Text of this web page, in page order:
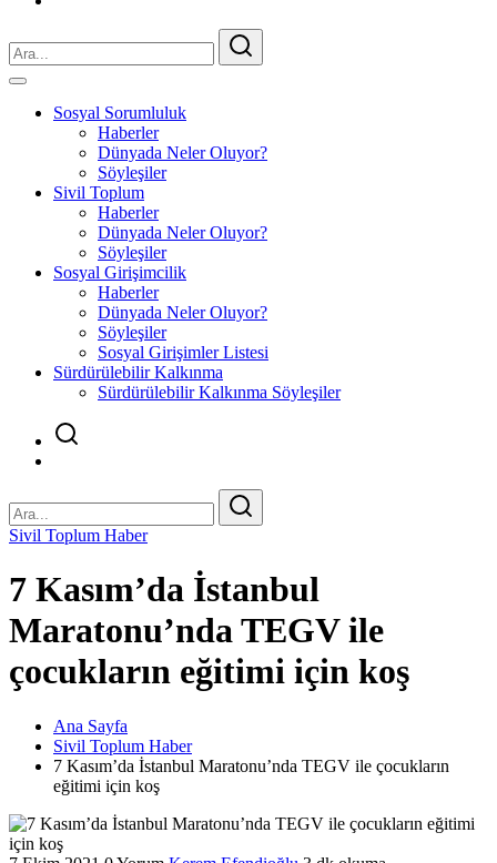
Sosyal Sorumluluk
Haberler
Dünyada Neler Oluyor?
Söyleşiler
Sivil Toplum
Haberler
Dünyada Neler Oluyor?
Söyleşiler
Sosyal Girişimcilik
Haberler
Dünyada Neler Oluyor?
Söyleşiler
Sosyal Girişimler Listesi
Sürdürülebilir Kalkınma
Sürdürülebilir Kalkınma Söyleşiler
Sivil Toplum Haber
7 Kasım’da İstanbul
Maratonu’nda TEGV ile
çocukların eğitimi için koş
Ana Sayfa
Sivil Toplum Haber
7 Kasım’da İstanbul Maratonu’nda TEGV ile çocukların
eğitimi için koş